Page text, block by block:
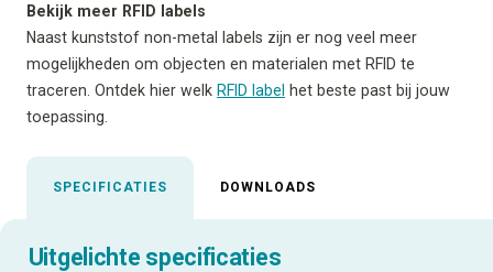
Bekijk meer RFID labels
Naast kunststof non-metal labels zijn er nog veel meer
mogelijkheden om objecten en materialen met RFID te
traceren. Ontdek hier welk RFID label
het beste past bij jouw
toepassing.
SPECIFICATIES DOWNLOADS
Uitgelichte specificaties